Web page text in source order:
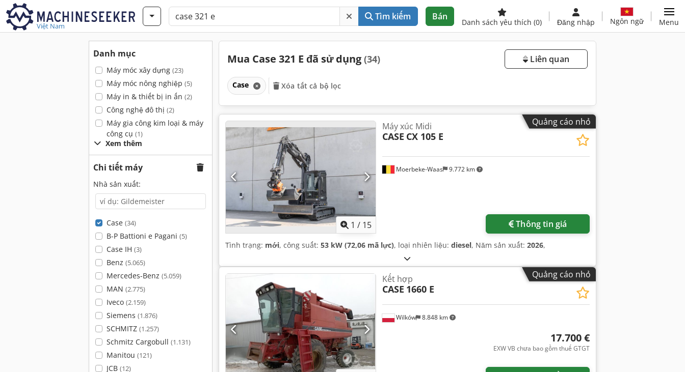
Việt Nam
Tìm kiếm Bán
Danh sách yêu thích (0) Đăng nhập Ngôn ngữ Menu
Danh mục
Máy móc xây dựng (23)
Máy móc nông nghiệp (5)
Máy in & thiết bị in ấn (2)
Công nghệ đô thị (2)
Máy gia công kim loại & máy
công cụ (1)
Xem thêm
Chi tiết máy
Nhà sản xuất:
Case (34)
B-P Battioni e Pagani (5)
Case IH (3)
Benz (5.065)
Mercedes-Benz (5.059)
MAN (2.775)
Iveco (2.159)
Siemens (1.876)
SCHMITZ (1.257)
Schmitz Cargobull (1.131)
Manitou (121)
JCB (12)
Mua Case 321 E đã sử dụng (34) Liên quan
Case Xóa tất cả bộ lọc
Quảng cáo nhỏ
1 / 15
Moerbeke-Waas 9.772 km
Máy xúc Midi
CASE CX 105 E
Thông tin giá
Tình trạng: mới, công suất: 53 kW (72,06 mã lực), loại nhiên liệu: diesel, Năm sản xuất: 2026,
Quảng cáo nhỏ
Wilków 8.848 km
Kết hợp
CASE 1660 E
17.700 €
EXW VB chưa bao gồm thuế GTGT